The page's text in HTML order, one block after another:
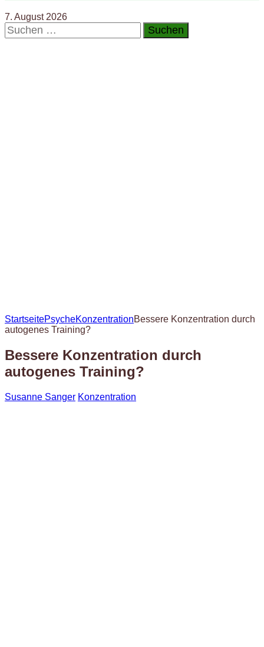
7. August 2026
Suchen
nach:
StartseitePsycheKonzentrationBessere Konzentration durch
autogenes Training?
Bessere Konzentration durch
autogenes Training?
Susanne Sanger Konzentration